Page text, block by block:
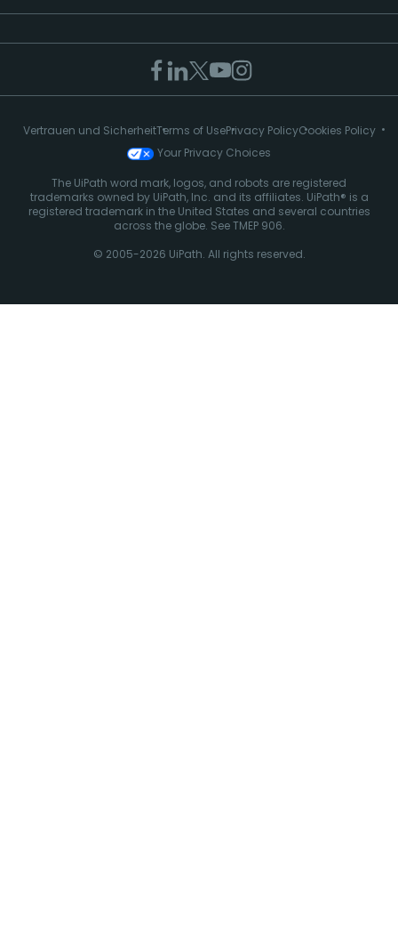
Vertrauen und SicherheitTerms of UsePrivacy PolicyCookies Policy
Your Privacy Choices
The UiPath word mark, logos, and robots are registered
trademarks owned by UiPath, Inc. and its affiliates. UiPath® is a
registered trademark in the United States and several countries
across the globe. See TMEP 906.
© 2005-2026 UiPath. All rights reserved.